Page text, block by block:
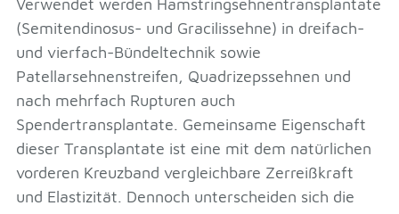
Verwendet werden Hamstringsehnentransplantate
(Semitendinosus- und Gracilissehne) in dreifach-
und vierfach-Bündeltechnik sowie
Patellarsehnenstreifen, Quadrizepssehnen und
nach mehrfach Rupturen auch
Spendertransplantate. Gemeinsame Eigenschaft
dieser Transplantate ist eine mit dem natürlichen
vorderen Kreuzband vergleichbare Zerreißkraft
und Elastizität. Dennoch unterscheiden sich die